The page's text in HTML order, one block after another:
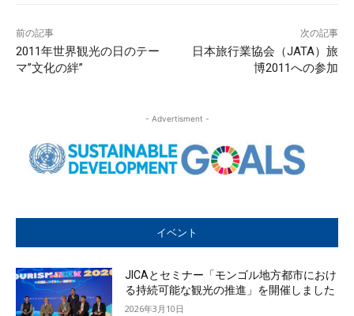
前の記事
2011年世界観光の日のテー
マ”文化の絆”
次の記事
日本旅行業協会（JATA）旅
博2011への参加
- Advertisment -
イベント
JICAとセミナー「モンゴル地方都市におけ
る持続可能な観光の推進」を開催しました
2026年3月10日